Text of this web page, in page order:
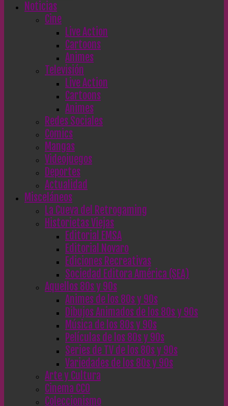
Noticias
Cine
Live Action
Cartoons
Animes
Televisión
Live Action
Cartoons
Animes
Redes Sociales
Comics
Mangas
Videojuegos
Deportes
Actualidad
Misceláneos
La Cueva del Retrogaming
Historietas Viejas
Editorial EMSA
Editorial Novaro
Ediciones Recreativas
Sociedad Editora América (SEA)
Aquellos 80s y 90s
Animes de los 80s y 90s
Dibujos Animados de los 80s y 90s
Música de los 80s y 90s
Películas de los 80s y 90s
Series de TV de los 80s y 90s
Variedades de los 80s y 90s
Arte y Cultura
Cinema CC0
Coleccionismo